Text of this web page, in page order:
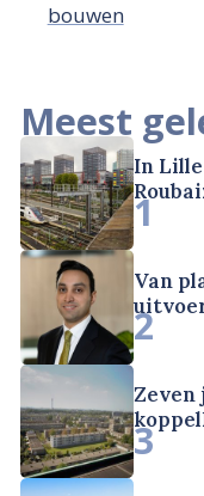
bouwen
Meest
In
1
Van
2
Zeven
3